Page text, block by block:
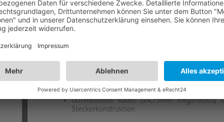
Cat.6a Patchkabel, RJ45, S/FTP, schwarz,
Cat.6a mit bis zu 500MHz für 10GBase-T
HDBaseT
Ultraflexibles Kabel (24,75mm Biegeradius)
Steckerkonstruktion